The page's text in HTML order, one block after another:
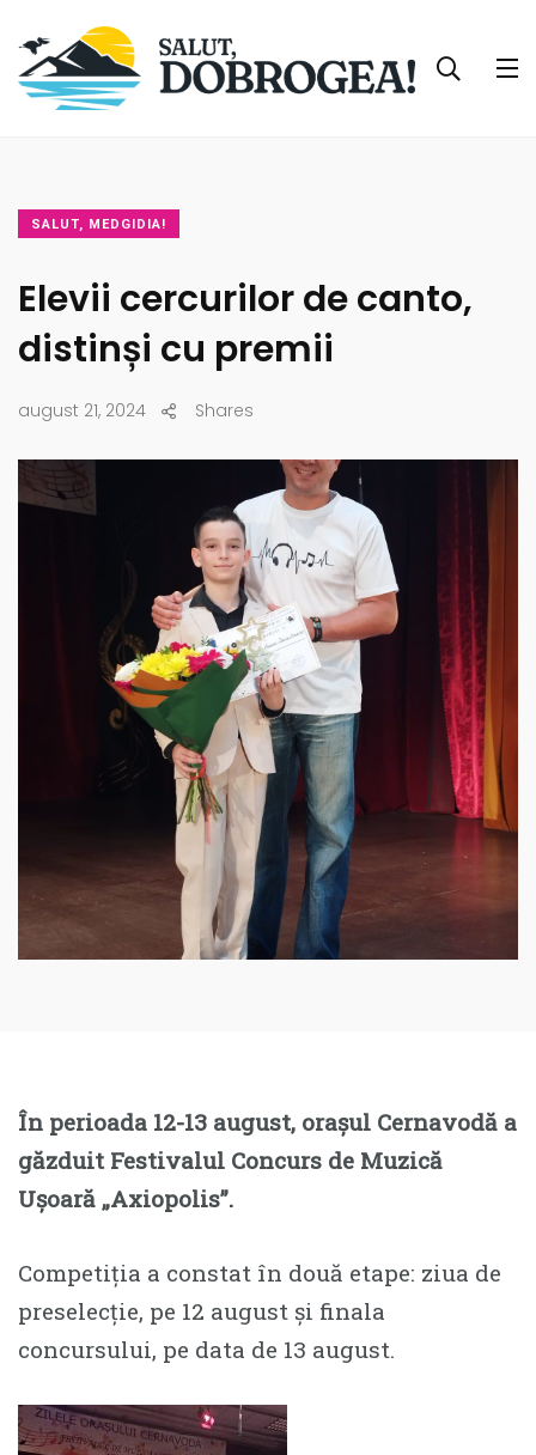
SALUT, MEDGIDIA!
Elevii cercurilor de canto,
distinși cu premii
august 21, 2024 Shares
În perioada 12-13 august, orașul Cernavodă a
găzduit Festivalul Concurs de Muzică
Ușoară „Axiopolis”.
Competiția a constat în două etape: ziua de
preselecție, pe 12 august și finala
concursului, pe data de 13 august.